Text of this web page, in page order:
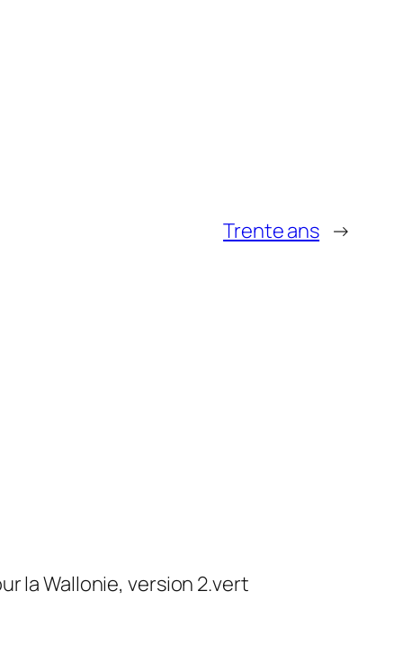
Trente ans →
la Wallonie, version 2.vert